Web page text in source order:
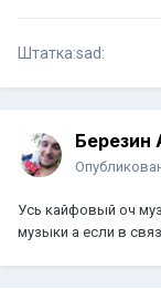
Штатка:sad:
Березин
Усь кайфовый оч
музыки а если в